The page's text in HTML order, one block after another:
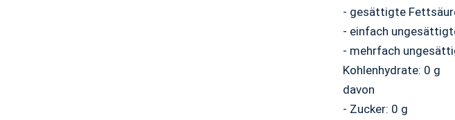
- gesättigte
- einfach
- mehrfach
Kohlenhydrate: 0 g
davon
- Zucker: 0 g